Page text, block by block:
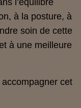
l’équilibre
à la posture, à
soin de cette
à une meilleure
cet